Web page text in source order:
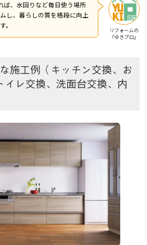
リフォームの
『ゆきプロ』
ば、水回りなど毎日使う場所
し、暮らしの質を格段に向上
。
施工例（キッチン交換、お
イレ交換、洗面台交換、内